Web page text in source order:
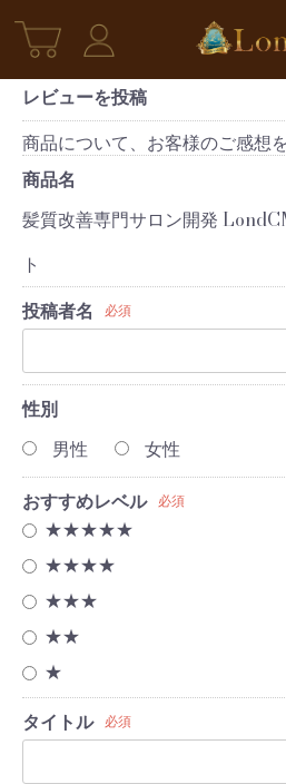
レビューを投稿
商品について、お客様のご感想
商品名
髪質改善専門サロン開発
ト
投稿者名
必須
性別
男性
女性
おすすめレベル 必須
★★★★★
★★★★
★★★
★★
★
タイトル 必須